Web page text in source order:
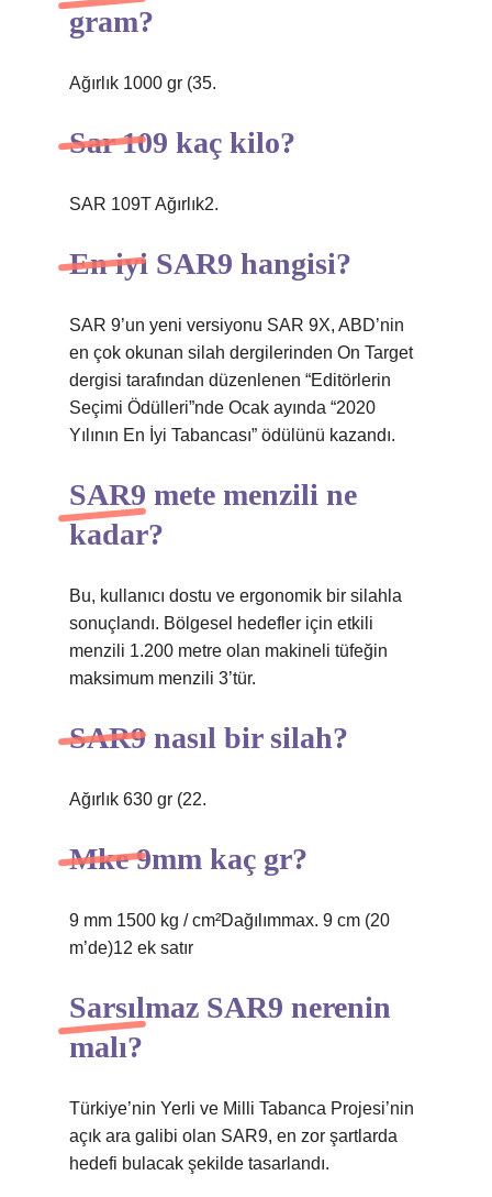
gram?
Ağırlık 1000 gr (35.
Sar 109 kaç kilo?
SAR 109T Ağırlık2.
En iyi SAR9 hangisi?
SAR 9’un yeni versiyonu SAR 9X, ABD’nin
en çok okunan silah dergilerinden On Target
dergisi tarafından düzenlenen “Editörlerin
Seçimi Ödülleri”nde Ocak ayında “2020
Yılının En İyi Tabancası” ödülünü kazandı.
SAR9 mete menzili ne
kadar?
Bu, kullanıcı dostu ve ergonomik bir silahla
sonuçlandı. Bölgesel hedefler için etkili
menzili 1.200 metre olan makineli tüfeğin
maksimum menzili 3’tür.
SAR9 nasıl bir silah?
Ağırlık 630 gr (22.
Mke 9mm kaç gr?
9 mm 1500 kg / cm²Dağılımmax. 9 cm (20
m’de)12 ek satır
Sarsılmaz SAR9 nerenin
malı?
Türkiye’nin Yerli ve Milli Tabanca Projesi’nin
açık ara galibi olan SAR9, en zor şartlarda
hedefi bulacak şekilde tasarlandı.